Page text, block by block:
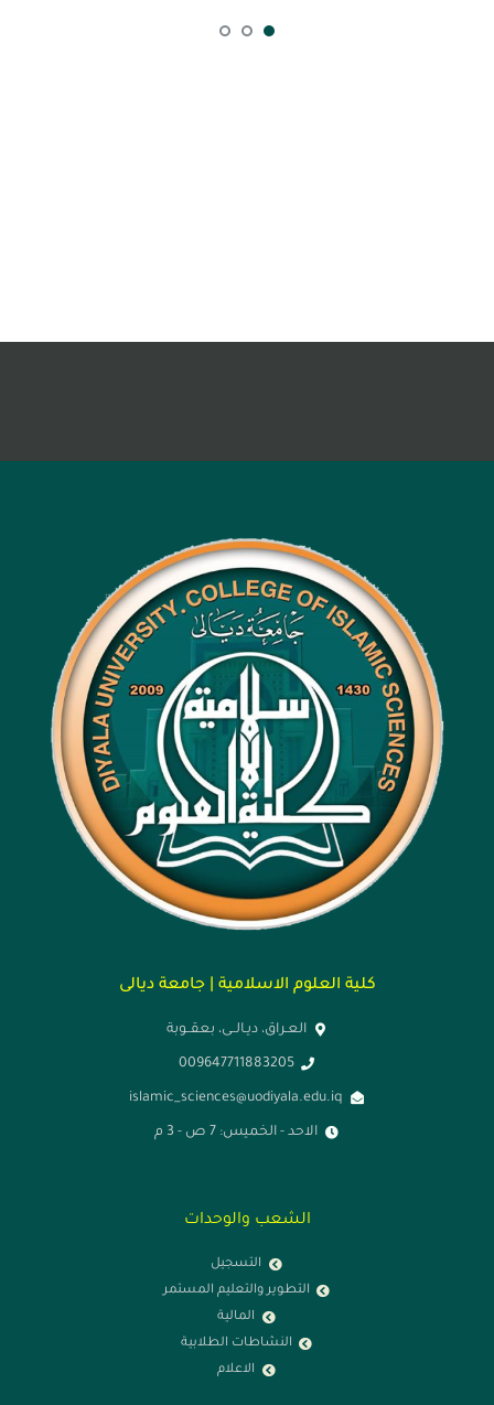
كلية العلوم الاسلامية | جامعة ديالى
العـراق، ديـالــى، بعقــوبة
009647711883205
islamic_sciences@uodiyala.edu.iq
الاحد - الخميس: 7 ص - 3 م
الشعب والوحدات
التطوير والتعليم المستمر
النشاطات الطلابية